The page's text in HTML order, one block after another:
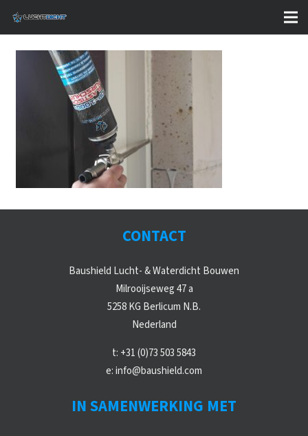
CONTACT
Baushield Lucht- & Waterdicht Bouwen
Milrooijseweg 47 a
5258 KG Berlicum N.B.
Nederland
t: +31 (0)73 503 5843
e:info@baushield.com
IN SAMENWERKING MET